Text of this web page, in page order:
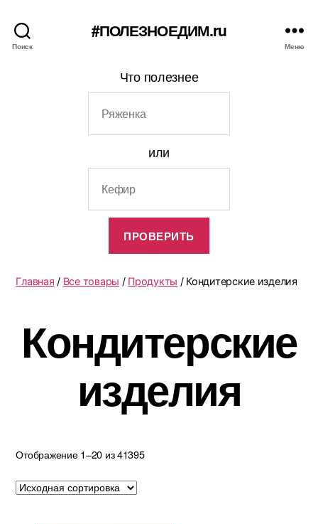
Поиск
#ПОЛЕЗНОЕДИМ.ru
Меню
Что полезнее
или
Главная / Все товары / Продукты / Кондитерские изделия
Кондитерские
изделия
Отображение 1–20 из 41395